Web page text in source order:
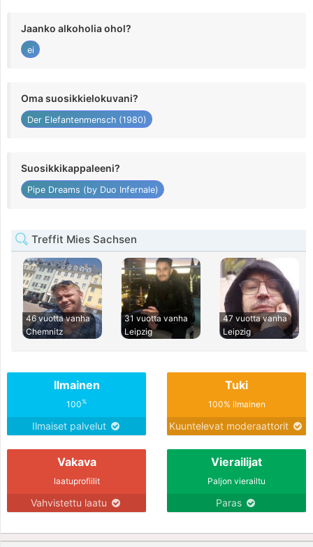
Jaanko alkoholia ohol?
ei
Oma suosikkielokuvani?
Der Elefantenmensch (1980)
Suosikkikappaleeni?
Pipe Dreams (by Duo Infernale)
Treffit Mies Sachsen
46 vuotta vanha
Chemnitz
31 vuotta vanha
Leipzig
47 vuotta vanha
Leipzig
Ilmainen
100%
Ilmaiset palvelut
Tuki
100% ilmainen
Kuuntelevat moderaattorit
Vakava
laatuprofiilit
Vahvistettu laatu
Vierailijat
Paljon vierailtu
Paras